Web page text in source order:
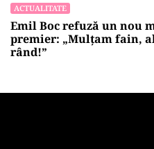
ACTUALITATE
Emil Boc refuză un nou
premier: „Mulțam fain,
rând!”